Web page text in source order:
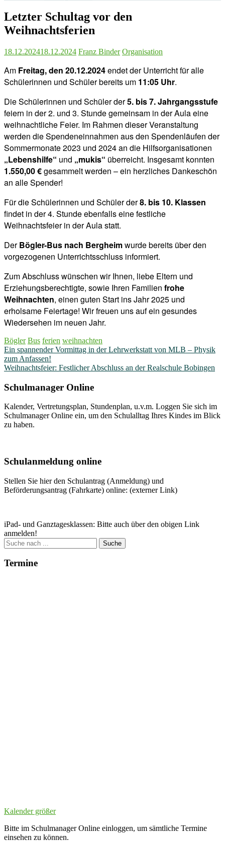
Letzter Schultag vor den
Weihnachtsferien
18.12.202418.12.2024 Franz Binder Organisation
Am Freitag, den 20.12.2024endet der Unterricht für alle
Schülerinnen und Schüler bereits um 11:05 Uhr.
Die Schülerinnen und Schüler der5. bis 7. Jahrgangsstufe
feiern in der 2. und 3. Stunde gemeinsam in der Aula eine
weihnachtliche Feier. Im Rahmen dieser Veranstaltung
werden die Spendeneinnahmen aus den Spendenläufen der
Sommermonate 2023 und 2024 an die Hilfsorganisationen
„Lebenshilfe“ und „mukis“ überreicht. Insgesamt konnten
1.550,00 €gesammelt werden – ein herzliches Dankeschön
an alle Spender!
Für die Schülerinnen und Schüler der8. bis 10. Klassen
findet in der 4. Stunde ebenfalls eine festliche
Weihnachtsfeier in der Aula statt.
DerBögler-Bus nach Bergheimwurde bereits über den
vorgezogenen Unterrichtsschluss informiert.
Zum Abschluss wünschen wir Ihnen, liebe Eltern und
Erziehungsberechtigte, sowie Ihren Familien frohe
Weihnachten, einen guten Start ins Jahr 2025 und
erholsame Feiertage! Wir freuen uns auf ein gesundes
Wiedersehen im neuen Jahr.
Bögler Bus ferien weihnachten
Beitragsnavigation
Ein spannender Vormittag in der Lehrwerkstatt von MLB – Physik
zum Anfassen!
Weihnachtsfeier: Festlicher Abschluss an der Realschule Bobingen
Schulmanager Online
Kalender, Vertretungsplan, Stundenplan, u.v.m. Loggen Sie sich im
Schulmanager Online ein, um den Schulalltag Ihres Kindes im Blick
zu haben.
Schulanmeldung online
Stellen Sie hier den Schulantrag (Anmeldung) und
Beförderungsantrag (Fahrkarte) online: (externer Link)
iPad- und Ganztagesklassen: Bitte auch über den obigen Link
anmelden!
Suche
nach:
Termine
Kalender größer
Bitte im Schulmanager Online einloggen, um sämtliche Termine
einsehen zu können.